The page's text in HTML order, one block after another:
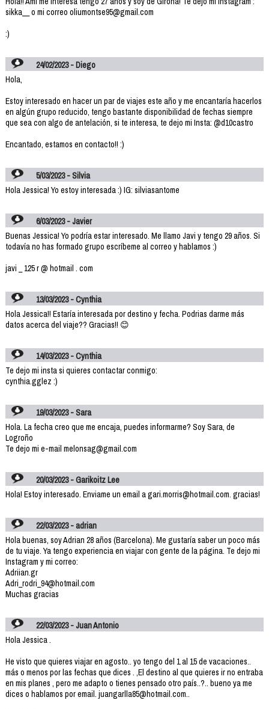
sikka__ o mi correo oliumontse95@gmail.com
:)
24/02/2023 - Diego
Hola,
Estoy interesado en hacer un par de viajes este año y me encantaría hacerlos
en algún grupo reducido, tengo bastante disponibilidad de fechas siempre
que sea con algo de antelación, si te interesa, te dejo mi Insta: @d10castro
Encantado, estamos en contacto!! :)
5/03/2023 - Silvia
Hola Jessica! Yo estoy interesada :) IG: silviasantome
6/03/2023 - Javier
Buenas Jessica! Yo podría estar interesado. Me llamo Javi y tengo 29 años. Si
todavía no has formado grupo escríbeme al correo y hablamos :)
javi _ 125 r @ hotmail . com
13/03/2023 - Cynthia
Hola Jessica!! Estaría interesada por destino y fecha. Podrias darme más
datos acerca del viaje?? Gracias!! 😊
14/03/2023 - Cynthia
Te dejo mi insta si quieres contactar conmigo:
cynthia.gglez :)
19/03/2023 - Sara
Hola. La fecha creo que me encaja, puedes informarme? Soy Sara, de
Logroño
Te dejo mi e-mail melonsag@gmail.com
20/03/2023 - Garikoitz Lee
Hola! Estoy interesado. Enviame un email a gari.morris@hotmail.com. gracias!
22/03/2023 - adrian
Hola buenas, soy Adrian 28 años (Barcelona). Me gustaría saber un poco más
de tu viaje. Ya tengo experiencia en viajar con gente de la página. Te dejo mi
Instagram y mi correo:
Adriian.gr
Adri_rodri_94@hotmail.com
Muchas gracias
22/03/2023 - Juan Antonio
Hola Jessica .
He visto que quieres viajar en agosto.. yo tengo del 1 al 15 de vacaciones..
más o menos por las fechas que dices . ,El destino al que quieres ir no entraba
en mis planes , pero me adapto o tienes pensado otro país..?.. bueno ya me
dices o hablamos por email. juangarlla85@hotmail.com..